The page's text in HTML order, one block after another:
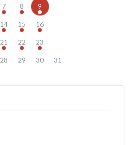
7 8 9
14 15 16
21 22 23
28 29 30 31